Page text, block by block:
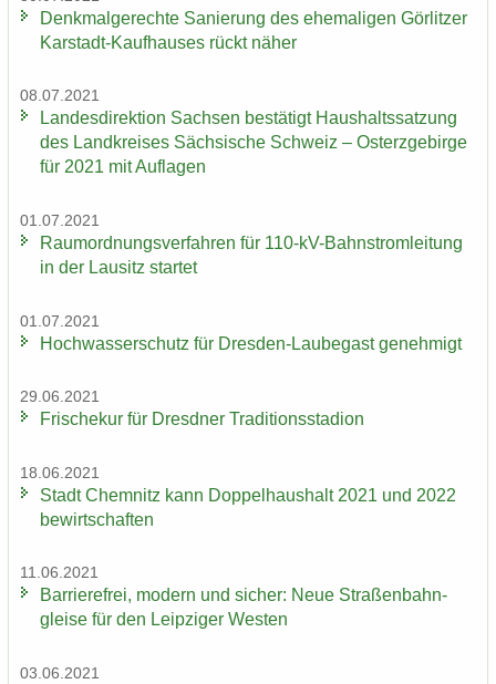
Denk­mal­ge­rech­te Sa­nie­rung des ehe­ma­li­gen Gör­lit­zer
Karstadt-​Kaufhauses rückt näher
08.07.2021
Lan­des­di­rek­ti­on Sach­sen be­stä­tigt Haus­halts­sat­zung
des Land­krei­ses Säch­si­sche Schweiz – Ost­erz­ge­bir­ge
für 2021 mit Auf­la­gen
01.07.2021
Raum­ord­nungs­ver­fah­ren für 110-​kV-Bahnstromleitung
in der Lau­sitz star­tet
01.07.2021
Hoch­was­ser­schutz für Dresden-​Laubegast ge­neh­migt
29.06.2021
Fri­sche­kur für Dresd­ner Tra­di­ti­ons­sta­di­on
18.06.2021
Stadt Chem­nitz kann Dop­pel­haus­halt 2021 und 2022
be­wirt­schaf­ten
11.06.2021
Bar­rie­re­frei, mo­dern und si­cher: Neue Stra­ßen­bahn­
glei­se für den Leip­zi­ger Wes­ten
03.06.2021